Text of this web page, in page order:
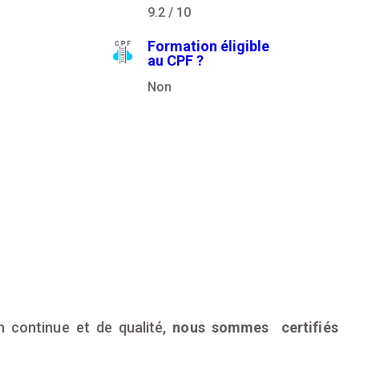
9.2 / 10
Formation éligible
au CPF ?
Non
continue et de qualité, nous sommes certifiés